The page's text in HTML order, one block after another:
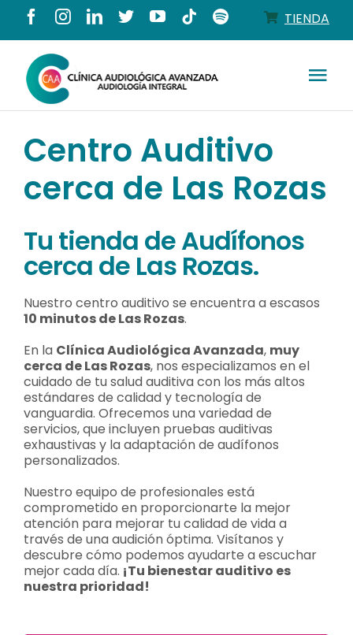
Saltar
contenido
TIENDA
Productos
Servicios
Contacto
Llámanos 912 129 122
Centro Auditivo
cerca de Las Rozas
Tu tienda de Audífonos
cerca de Las Rozas.
Nuestro centro auditivo se encuentra a escasos
10 minutos de Las Rozas.
En la Clínica Audiológica Avanzada, muy
cerca de Las Rozas, nos especializamos en el
cuidado de tu salud auditiva con los más altos
estándares de calidad y tecnología de
vanguardia. Ofrecemos una variedad de
servicios, que incluyen pruebas auditivas
exhaustivas y la adaptación de audífonos
personalizados.
Nuestro equipo de profesionales está
comprometido en proporcionarte la mejor
atención para mejorar tu calidad de vida a
través de una audición óptima. Visítanos y
descubre cómo podemos ayudarte a escuchar
mejor cada día. ¡Tu bienestar auditivo es
nuestra prioridad!